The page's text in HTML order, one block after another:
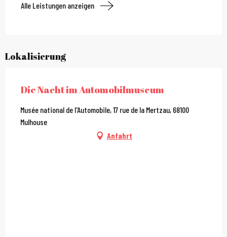
Alle Leistungen anzeigen
Lokalisierung
Die Nacht im Automobilmuseum
Musée national de l'Automobile, 17 rue de la Mertzau, 68100
Mulhouse
Anfahrt